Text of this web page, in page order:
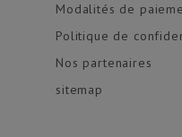
Modalités de
Politique de
Nos partenaires
sitemap